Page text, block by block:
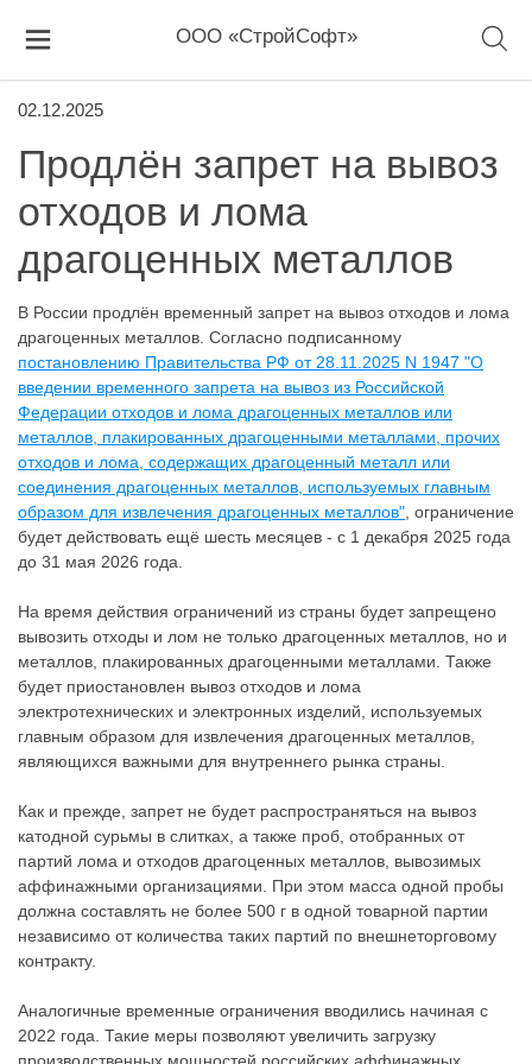
ООО «СтройСофт»
02.12.2025
Продлён запрет на вывоз
отходов и лома
драгоценных металлов
В России продлён временный запрет на вывоз отходов и лома
драгоценных металлов. Согласно подписанному
постановлению Правительства РФ от 28.11.2025 N 1947 "О
введении временного запрета на вывоз из Российской
Федерации отходов и лома драгоценных металлов или
металлов, плакированных драгоценными металлами, прочих
отходов и лома, содержащих драгоценный металл или
соединения драгоценных металлов, используемых главным
образом для извлечения драгоценных металлов" , ограничение
будет действовать ещё шесть месяцев - с 1 декабря 2025 года
до 31 мая 2026 года.
На время действия ограничений из страны будет запрещено
вывозить отходы и лом не только драгоценных металлов, но и
металлов, плакированных драгоценными металлами. Также
будет приостановлен вывоз отходов и лома
электротехнических и электронных изделий, используемых
главным образом для извлечения драгоценных металлов,
являющихся важными для внутреннего рынка страны.
Как и прежде, запрет не будет распространяться на вывоз
катодной сурьмы в слитках, а также проб, отобранных от
партий лома и отходов драгоценных металлов, вывозимых
аффинажными организациями. При этом масса одной пробы
должна составлять не более 500 г в одной товарной партии
независимо от количества таких партий по внешнеторговому
контракту.
Аналогичные временные ограничения вводились начиная с
2022 года. Такие меры позволяют увеличить загрузку